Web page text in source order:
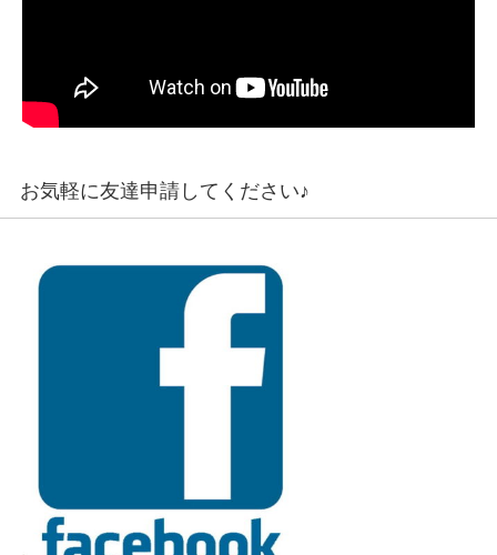
お気軽に友達申請してください♪